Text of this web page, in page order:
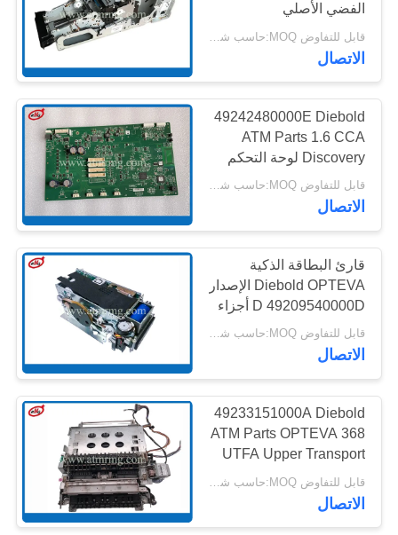
خريطة
الموقع
سياسة
الخصوصية
أجزاء أجهزة الصراف
الآلي نمد
217
قطع غيار أجهزة
الصراف الآلي ديبولد
1125
هيتاشي أجزاء أجهزة
الصراف الآلي
285
الفضي الأصلي
قابل للتفاوض MOQ:حاسب شخصي 1
الاتصال
49242480000E Diebold
ATM Parts 1.6 CCA
Discovery لوحة التحكم
الرئيسية
قابل للتفاوض MOQ:حاسب شخصي 1
الاتصال
قارئ البطاقة الذكية
Diebold OPTEVA الإصدار
D 49209540000D أجزاء
أجهزة الصراف الآلي
قابل للتفاوض MOQ:حاسب شخصي 1
الاتصال
49233151000A Diebold
ATM Parts OPTEVA 368
UTFA Upper Transport
Front
الاتصال